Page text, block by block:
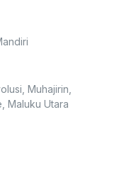
Muhajirin,
Maluku Utara